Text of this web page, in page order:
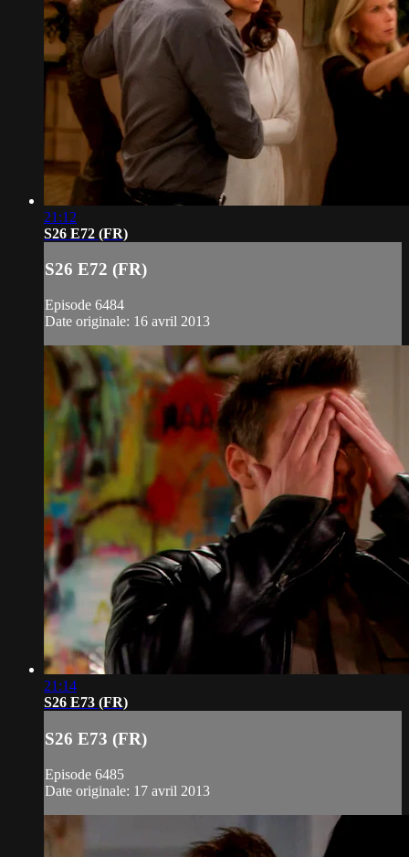
21:12
S26 E72 (FR)
S26 E72 (FR)
Episode 6484
Date originale: 16 avril 2013
21:14
S26 E73 (FR)
S26 E73 (FR)
Episode 6485
Date originale: 17 avril 2013